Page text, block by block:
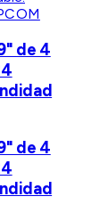
de 4
de 4